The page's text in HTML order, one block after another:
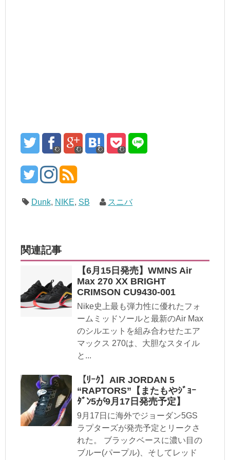
Dunk, NIKE, SB スニバ
関連記事
【6月15日発売】WMNS Air
Max 270 XX BRIGHT
CRIMSON CU9430-001
Nike史上最も弾力性に優れたフォ
ームミッドソールと最新のAir Max
のシルエットを組み合わせたエア
マックス 270は、大胆なスタイル
と...
【ﾘｰｸ】AIR JORDAN 5
“RAPTORS”【またもやｼﾞｮｰ
ﾀﾞﾝ5が9月17日発売予定】
9月17日に海外でジョーダン5GS
ラプターズが発売予定とリークさ
れた。 ブラックベースに濃い目の
ブルー(パープル)、そしてレッド